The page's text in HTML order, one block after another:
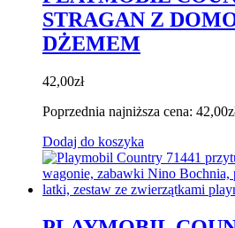
STRAGAN Z
DŻEMEM
42,00zł
Poprzednia najniższa cena: 42,00
Dodaj do koszyka